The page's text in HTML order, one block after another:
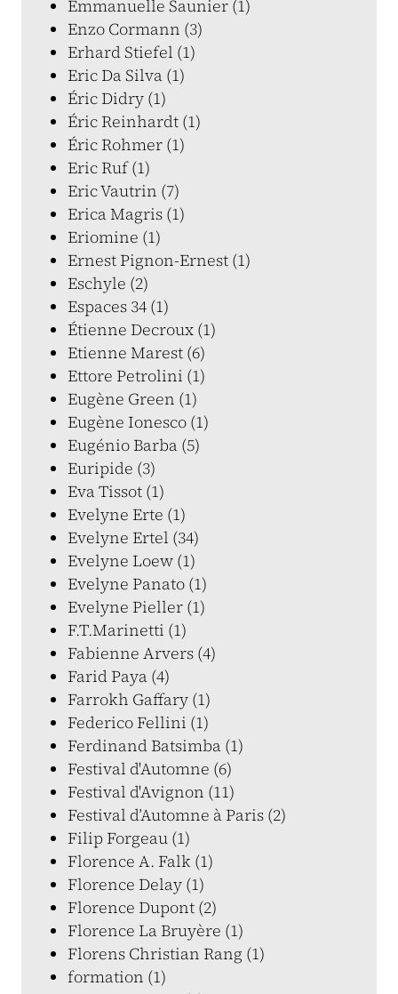
Emmanuelle Saunier (1)
Enzo Cormann (3)
Erhard Stiefel (1)
Eric Da Silva (1)
Éric Didry (1)
Éric Reinhardt (1)
Éric Rohmer (1)
Eric Ruf (1)
Eric Vautrin (7)
Erica Magris (1)
Eriomine (1)
Ernest Pignon-Ernest (1)
Eschyle (2)
Espaces 34 (1)
Étienne Decroux (1)
Etienne Marest (6)
Ettore Petrolini (1)
Eugène Green (1)
Eugène Ionesco (1)
Eugénio Barba (5)
Euripide (3)
Eva Tissot (1)
Evelyne Erte (1)
Evelyne Ertel (34)
Evelyne Loew (1)
Evelyne Panato (1)
Evelyne Pieller (1)
F.T.Marinetti (1)
Fabienne Arvers (4)
Farid Paya (4)
Farrokh Gaffary (1)
Federico Fellini (1)
Ferdinand Batsimba (1)
Festival d'Automne (6)
Festival d'Avignon (11)
Festival d’Automne à Paris (2)
Filip Forgeau (1)
Florence A. Falk (1)
Florence Delay (1)
Florence Dupont (2)
Florence La Bruyère (1)
Florens Christian Rang (1)
formation (1)